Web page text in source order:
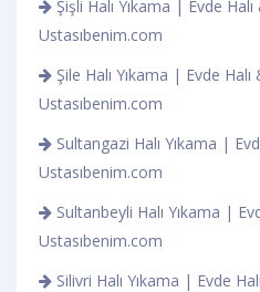
Şişli Halı Yıkama | Evde
Ustasıbenim.com
Şile Halı Yıkama | Evde
Ustasıbenim.com
Sultangazi Halı Yıkama |
Ustasıbenim.com
Sultanbeyli Halı Yıkama |
Ustasıbenim.com
Silivri Halı Yıkama | Evde